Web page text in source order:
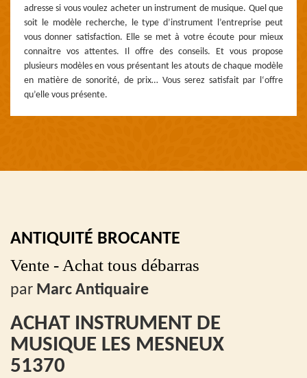
adresse si vous voulez acheter un instrument de musique. Quel que
soit le modèle recherche, le type d’instrument l’entreprise peut
vous donner satisfaction. Elle se met à votre écoute pour mieux
connaitre vos attentes. Il offre des conseils. Et vous propose
plusieurs modèles en vous présentant les atouts de chaque modèle
en matière de sonorité, de prix… Vous serez satisfait par l‘offre
qu’elle vous présente.
ANTIQUITÉ BROCANTE
Vente - Achat tous débarras
par Marc Antiquaire
ACHAT INSTRUMENT DE
MUSIQUE LES MESNEUX
51370